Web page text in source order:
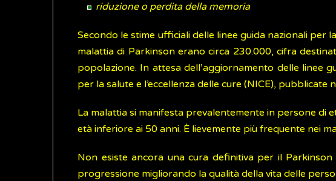
riduzione o perdita della memoria
Secondo le stime ufficiali delle linee guida nazionali
malattia di Parkinson erano circa 230.000, cifra
popolazione. In attesa dell’aggiornamento delle linee
per la salute e l’eccellenza delle cure (NICE), pubblicate
La malattia si manifesta prevalentemente in persone di
età inferiore ai 50 anni. È lievemente più frequente nei
Non esiste ancora una cura definitiva per il
progressione migliorando la qualità della vita delle